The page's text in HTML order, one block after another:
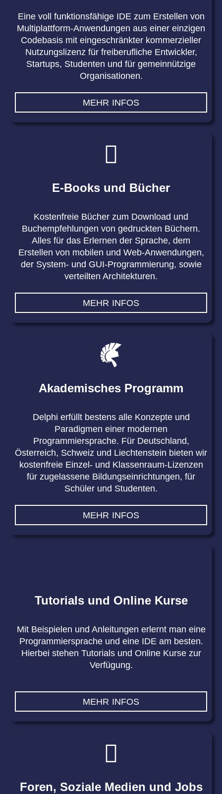
Eine voll funktionsfähige IDE zum Erstellen von
Multiplattform-Anwendungen aus einer einzigen
Codebasis mit eingeschränkter kommerzieller
Nutzungslizenz für freiberufliche Entwickler,
Startups, Studenten und für gemeinnützige
Organisationen.
MEHR INFOS
E-Books und Bücher
Kostenfreie Bücher zum Download und
Buchempfehlungen von gedruckten Büchern.
Alles für das Erlernen der Sprache, dem
Erstellen von mobilen und Web-Anwendungen,
der System- und GUI-Programmierung, sowie
verteilten Architekturen.
MEHR INFOS
Akademisches Programm
Delphi erfüllt bestens alle Konzepte und
Paradigmen einer modernen
Programmiersprache. Für Deutschland,
Österreich, Schweiz und Liechtenstein bieten wir
kostenfreie Einzel- und Klassenraum-Lizenzen
für zugelassene Bildungseinrichtungen, für
Schüler und Studenten.
MEHR INFOS
Tutorials und Online Kurse
Mit Beispielen und Anleitungen erlernt man eine
Programmiersprache und eine IDE am besten.
Hierbei stehen Tutorials und Online Kurse zur
Verfügung.
MEHR INFOS
Foren, Soziale Medien und Jobs